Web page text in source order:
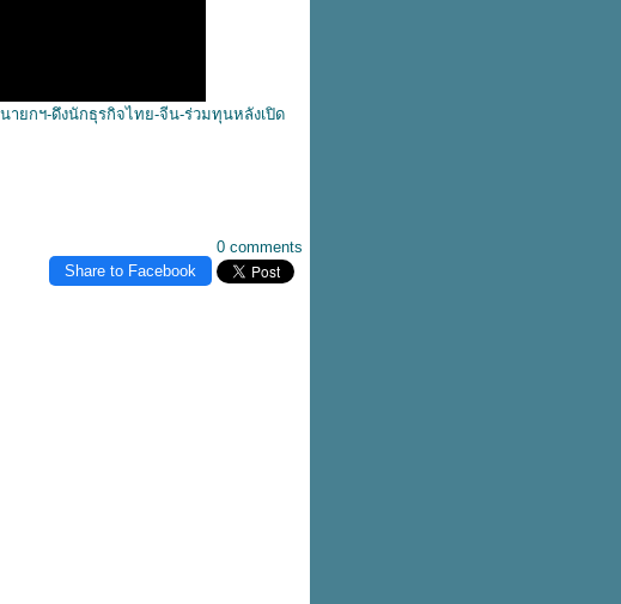
ายกฯ-ดึงนักธุรกิจไทย-จีน-ร่วมทุนหลังเปิด
0 comments
Share to Facebook